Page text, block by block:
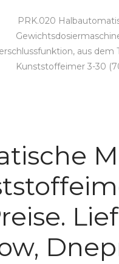
PRK.020
aus dem
Kunststoffeimer 3-30